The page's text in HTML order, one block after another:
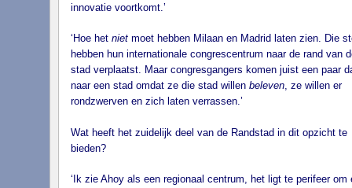
innovatie voortkomt.’
‘Hoe het nietmoet hebben Milaan en Madrid laten zien. Die
hebben hun internationale congrescentrum naar de rand van
stad verplaatst. Maar congresgangers komen juist een paar
naar een stad omdat ze die stad willen beleven, ze willen er
rondzwerven en zich laten verrassen.’
Wat heeft het zuidelijk deel van de Randstad in dit opzicht te
bieden?
‘Ik zie Ahoy als een regionaal centrum, het ligt te perifeer om